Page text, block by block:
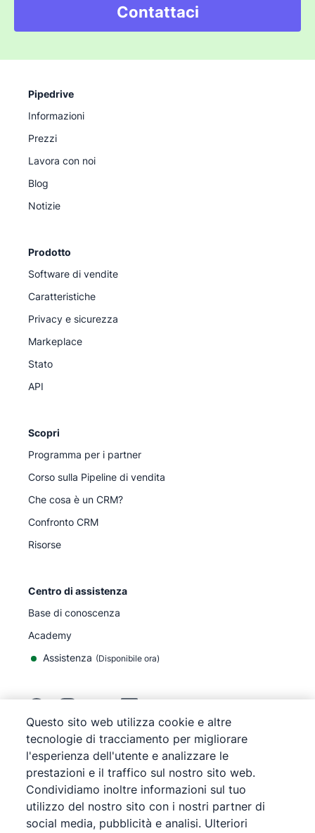
Contattaci
Pipedrive
Informazioni
Prezzi
Lavora con noi
Blog
Notizie
Prodotto
Software di vendite
Caratteristiche
Privacy e sicurezza
Markeplace
Stato
API
Scopri
Programma per i partner
Corso sulla Pipeline di vendita
Che cosa è un CRM?
Confronto CRM
Risorse
Centro di assistenza
Base di conoscenza
Academy
Assistenza (Disponibile ora)
©2026Pipedrive
Pipedrive
Termini di servizio
Pipedrive
Informativa sulla privacy
Mappa del sito
Informativa sui cookie
Preferenze cookie
Questo sito web utilizza cookie e altre
tecnologie di tracciamento per migliorare
l'esperienza dell'utente e analizzare le
prestazioni e il traffico sul nostro sito web.
Condividiamo inoltre informazioni sul tuo
utilizzo del nostro sito con i nostri partner di
social media, pubblicità e analisi. Ulteriori